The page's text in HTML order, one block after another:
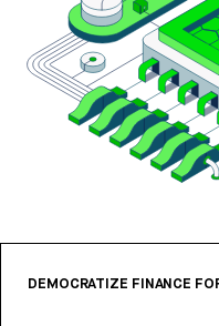
DEMOCRATIZE FINANCE